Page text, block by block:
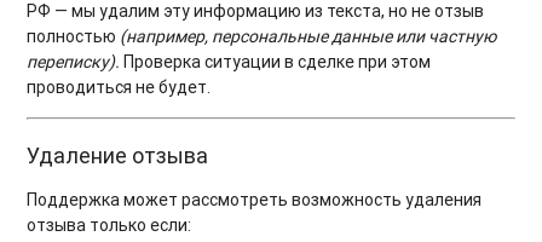
РФ — мы удалим эту информацию из текста, но не отзыв
полностью (например, персональные данные или частную
переписку).Проверка ситуации в сделке при этом
проводиться не будет.
Удаление отзыва
Поддержка может рассмотреть возможность удаления
отзыва только если: